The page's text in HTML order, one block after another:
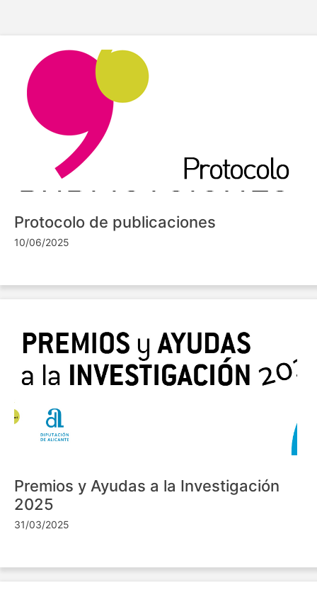
Protocolo de publicaciones
10/06/2025
Premios y Ayudas a la Investigación
2025
31/03/2025